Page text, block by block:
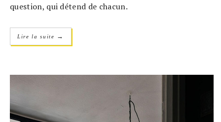
question, qui détend de chacun.
Lire la suite →